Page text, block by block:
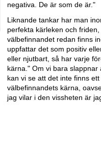
negativa. De är som de är."
Liknande tankar har man
perfekta kärleken och
välbefinnandet redan finns
uppfattar det som positiv
eller njutbart, så har varje
kärna." Om vi bara
kan vi se att det inte finns
välbefinnandets kärna,
jag vilar i den vissheten är